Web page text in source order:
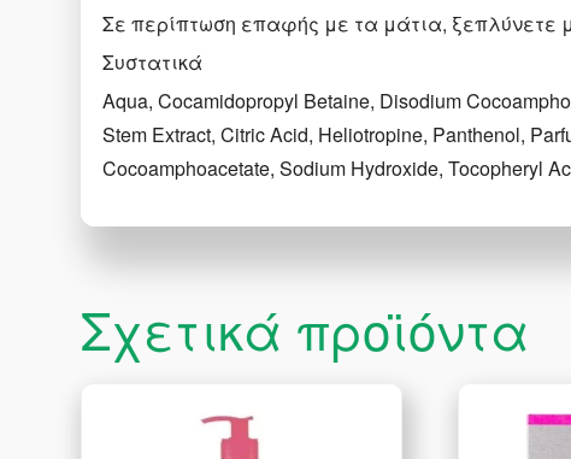
Σε περίπτωση επαφής με τα μάτια, ξεπλύνετε
Συστατικά
Aqua, Cocamidopropyl Betaine, Disodium
Stem Extract, Citric Acid, Heliotropine, Panthenol,
Cocoamphoacetate, Sodium Hydroxide, Tocopheryl
Σχετικά προϊόντα